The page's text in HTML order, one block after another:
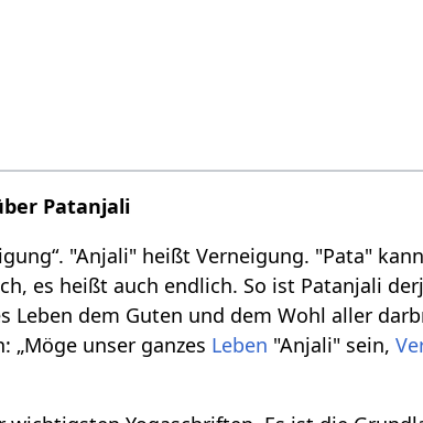
Patanjali
"Anjali" heißt Verneigung. "Pata"
es heißt auch endlich. So ist Patanjali
dem Guten und dem Wohl aller
„Möge unser ganzes Leben "Anjali" sein,